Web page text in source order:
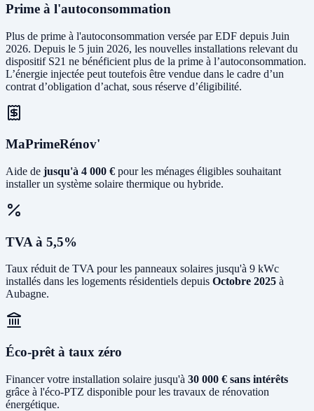
Prime à l'autoconsommation
Plus de prime à l'autoconsommation versée par EDF depuis Juin
2026. Depuis le 5 juin 2026, les nouvelles installations relevant du
dispositif S21 ne bénéficient plus de la prime à l’autoconsommation.
L’énergie injectée peut toutefois être vendue dans le cadre d’un
contrat d’obligation d’achat, sous réserve d’éligibilité.
MaPrimeRénov'
Aide de jusqu'à 4 000 € pour les ménages éligibles souhaitant
installer un système solaire thermique ou hybride.
TVA à 5,5%
Taux réduit de TVA pour les panneaux solaires jusqu'à 9 kWc
installés dans les logements résidentiels depuis Octobre 2025 à
Aubagne.
Éco-prêt à taux zéro
Financer votre installation solaire jusqu'à 30 000 € sans intérêts
grâce à l'éco-PTZ disponible pour les travaux de rénovation
énergétique.